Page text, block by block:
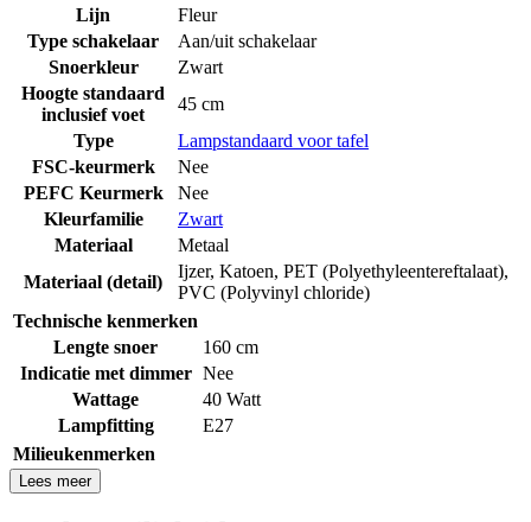
Lijn
Fleur
Type schakelaar
Aan/uit schakelaar
Snoerkleur
Zwart
Hoogte standaard
inclusief voet
45 cm
Type
Lampstandaard voor tafel
FSC-keurmerk
Nee
PEFC Keurmerk
Nee
Kleurfamilie
Zwart
Materiaal
Metaal
Materiaal (detail)
Ijzer, Katoen, PET (Polyethyleentereftalaat),
PVC (Polyvinyl chloride)
Technische kenmerken
Lengte snoer
160 cm
Indicatie met dimmer Nee
Wattage
40 Watt
Lampfitting
E27
Milieukenmerken
Lees meer